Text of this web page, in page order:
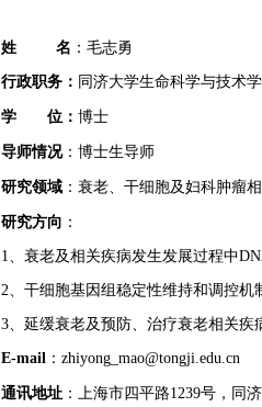
姓 名 ：毛志勇
行政职务： 同济大学生命科学与技术
学 位： 博士
导师情况：博士生导师
研究领域 ：衰老、干细胞及妇科肿瘤
研究方向 ：
1、衰老及相关疾病发生发展过程中
2、干细胞基因组稳定性维持和调控机
3、延缓衰老及预防、治疗衰老相关疾
E-mail ：zhiyong_mao@tongji.edu.cn
通讯地址 ：上海市四平路1239号，同